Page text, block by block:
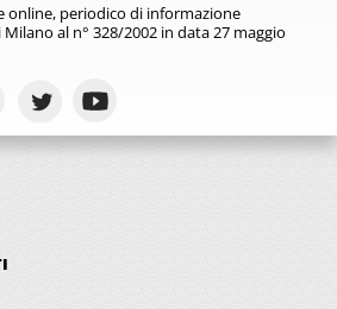
online, periodico di informazione
al n° 328/2002 in data 27 maggio